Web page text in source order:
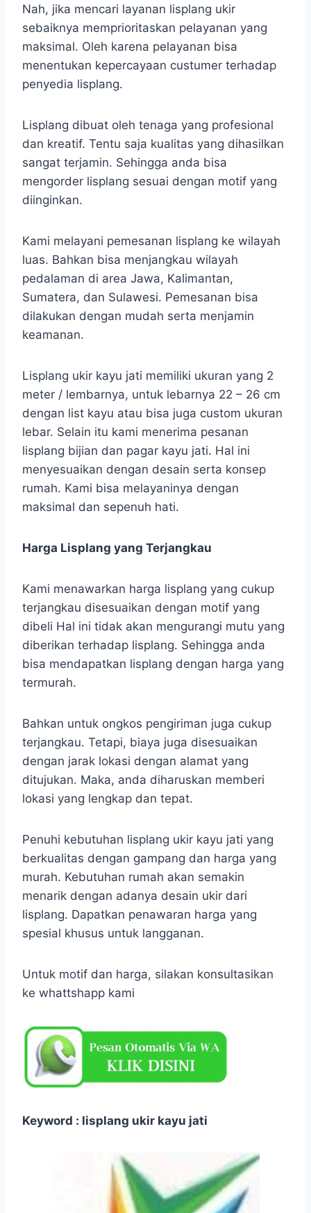
Nah, jika mencari layanan lisplang ukir
sebaiknya memprioritaskan pelayanan yang
maksimal. Oleh karena pelayanan bisa
menentukan kepercayaan custumer terhadap
penyedia lisplang.
Lisplang dibuat oleh tenaga yang profesional
dan kreatif. Tentu saja kualitas yang dihasilkan
sangat terjamin. Sehingga anda bisa
mengorder lisplang sesuai dengan motif yang
diinginkan.
Kami melayani pemesanan lisplang ke wilayah
luas. Bahkan bisa menjangkau wilayah
pedalaman di area Jawa, Kalimantan,
Sumatera, dan Sulawesi. Pemesanan bisa
dilakukan dengan mudah serta menjamin
keamanan.
Lisplang ukir kayu jati memiliki ukuran yang 2
meter / lembarnya, untuk lebarnya 22 – 26 cm
dengan list kayu atau bisa juga custom ukuran
lebar. Selain itu kami menerima pesanan
lisplang bijian dan pagar kayu jati. Hal ini
menyesuaikan dengan desain serta konsep
rumah. Kami bisa melayaninya dengan
maksimal dan sepenuh hati.
Harga Lisplang yang Terjangkau
Kami menawarkan harga lisplang yang cukup
terjangkau disesuaikan dengan motif yang
dibeli Hal ini tidak akan mengurangi mutu yang
diberikan terhadap lisplang. Sehingga anda
bisa mendapatkan lisplang dengan harga yang
termurah.
Bahkan untuk ongkos pengiriman juga cukup
terjangkau. Tetapi, biaya juga disesuaikan
dengan jarak lokasi dengan alamat yang
ditujukan. Maka, anda diharuskan memberi
lokasi yang lengkap dan tepat.
Penuhi kebutuhan lisplang ukir kayu jati yang
berkualitas dengan gampang dan harga yang
murah. Kebutuhan rumah akan semakin
menarik dengan adanya desain ukir dari
lisplang. Dapatkan penawaran harga yang
spesial khusus untuk langganan.
Untuk motif dan harga, silakan konsultasikan
ke whattshapp kami
Keyword : lisplang ukir kayu jati